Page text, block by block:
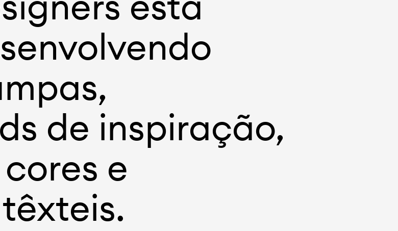
de inspiração,
e